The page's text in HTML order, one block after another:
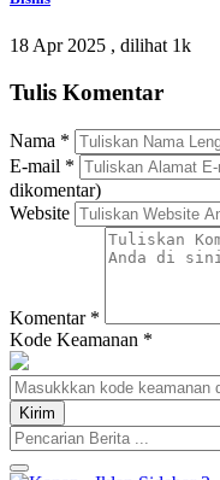
18 Apr 2025 , dilihat 1k
Tulis Komentar
Nama *
E-mail *
dikomentar)
Website
Komentar *
Kode Keamanan *